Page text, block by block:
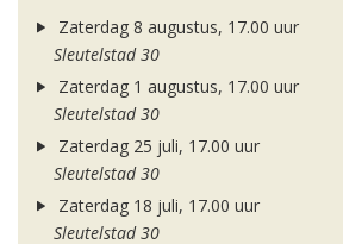
Zaterdag 8 augustus, 17.00 uur
Sleutelstad 30
Zaterdag 1 augustus, 17.00 uur
Sleutelstad 30
Zaterdag 25 juli, 17.00 uur
Sleutelstad 30
Zaterdag 18 juli, 17.00 uur
Sleutelstad 30